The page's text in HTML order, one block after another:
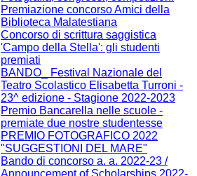
Premiazione concorso Amici della
Biblioteca Malatestiana
Concorso di scrittura saggistica
'Campo della Stella': gli studenti
premiati
BANDO_ Festival Nazionale del
Teatro Scolastico Elisabetta Turroni -
23^ edizione - Stagione 2022-2023
Premio Bancarella nelle scuole -
premiate due nostre studentesse
PREMIO FOTOGRAFICO 2022
"SUGGESTIONI DEL MARE"
Bando di concorso a. a. 2022-23 /